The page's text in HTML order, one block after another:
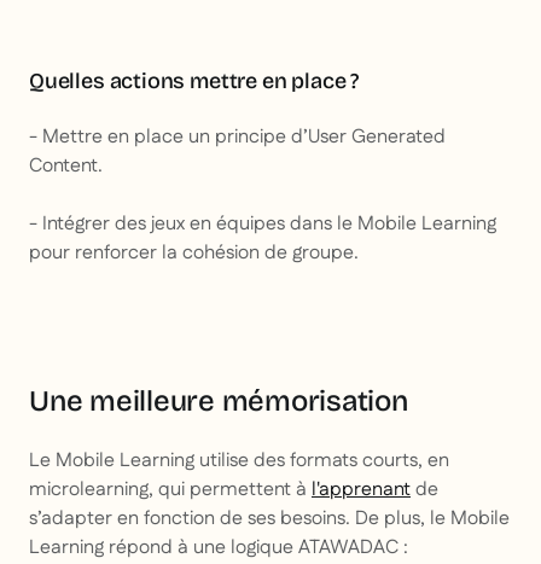
Quelles actions mettre en place ?
- Mettre en place un principe d’User Generated
Content.
- Intégrer des jeux en équipes dans le Mobile Learning
pour renforcer la cohésion de groupe.
Une meilleure mémorisation
Le Mobile Learning utilise des formats courts, en
microlearning, qui permettent à l'apprenantde
s’adapter en fonction de ses besoins. De plus, le Mobile
Learning répond à une logique ATAWADAC :